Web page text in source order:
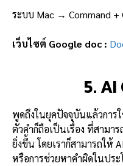
ระบบ Mac → Command +
เว็บไซต์ Google doc :
5. AI
พูดถึงในยุคปัจจุบันแล้วการ
ตัวคำก็ถือเป็นเรื่อง ที่สามา
ยิ่งขึ้น โดยเราก็สามารถให้
หรือการช่วยหาคำผิดในประ